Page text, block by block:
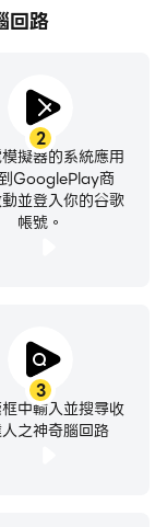
回路
2
擬器的系統應用
GooglePlay商
並登入你的谷歌
帳號。
3
中輸入並搜尋收
之神奇腦回路